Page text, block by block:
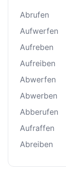
Abrufen
Aufwerfen
Aufreben
Aufreiben
Abwerfen
Abwerben
Abberufen
Aufraffen
Abreiben